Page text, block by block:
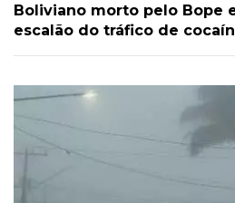
Boliviano morto pelo Bope
escalão do tráfico de